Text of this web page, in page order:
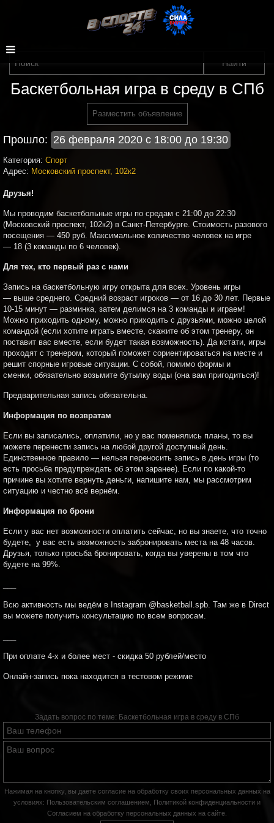
Баскетбольная игра в среду в СПб
Разместить объявление
Прошло: 26 февраля 2020 с 18:00 до 19:30
Категория: Спорт
Адрес: Московский проспект, 102к2
Друзья!
Мы проводим баскетбольные игры по средам с 21:00 до 22:30
(Московский проспект, 102к2) в Санкт-Петербурге. Стоимость разового
посещения — 450 руб. Максимальное количество человек на игре
— 18 (3 команды по 6 человек).
Для тех, кто первый раз с нами
Запись на баскетбольную игру открыта для всех. Уровень игры
— выше среднего. Средний возраст игроков — от 16 до 30 лет. Первые
10-15 минут — разминка, затем делимся на 3 команды и играем!
Можно приходить одному, можно приходить с друзьями, можно целой
командой (если хотите играть вместе, скажите об этом тренеру, он
поставит вас вместе, если будет такая возможность). Да кстати, игры
проходят с тренером, который поможет сориентироваться на месте и
решит спорные игровые ситуации. С собой, помимо формы и
сменки, обязательно возьмите бутылку воды (она вам пригодиться)!
Предварительная запись обязательна.
Информация по возвратам
Если вы записались, оплатили, но у вас поменялись планы, то вы
можете перенести запись на любой другой доступный день.
Единственное правило — нельзя переносить запись в день игры (то
есть просьба предупреждать об этом заранее). Если по какой-то
причине вы хотите вернуть деньги, напишите нам, мы рассмотрим
ситуацию и честно всё вернём.
Информация по брони
Если у вас нет возможности оплатить сейчас, но вы знаете, что точно
будете, у вас есть возможность забронировать места на 48 часов.
Друзья, только просьба бронировать, когда вы уверены в том что
будете на 99%.
Всю активность мы ведём в Instagram @basketball.spb. Там же в Direct
вы можете получить консультацию по всем вопросам.
При оплате 4-х и более мест - скидка 50 рублей/место
Онлайн-запись пока находится в тестовом режиме
Задать вопрос по теме: Баскетбольная игра в среду в СПб
Нажимая на кнопку, вы даете согласие на обработку своих персональных данных на
условиях: Пользовательским соглашением Политикой конфиденциальности и
Согласием на обработку персональных данных на сайте